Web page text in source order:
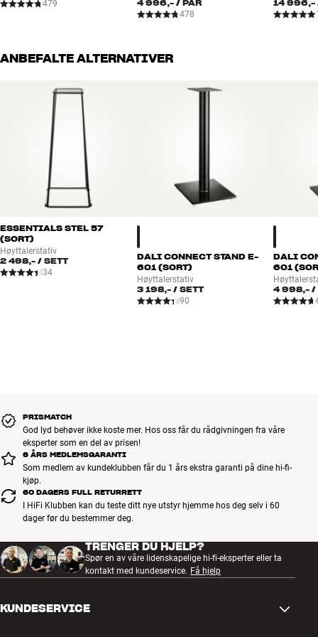
479 4 996,-/ PAR
478
14 996,-
ANBEFALTE ALTERNATIVER
ESSENTIALS STEL 57
(SORT)
Høyttalerstativ
2 498,- / SETT
34
DALI CONNECT STAND E-
601 (SORT)
Høyttalerstativ
3 198,-/ SETT
90
DALI
601
4 998,- /
PRISMATCH
God lyd behøver ikke koste mer. Hos oss får du rådgivningen fra våre
eksperter som en del av prisen!
6 ÅRS MEDLEMSGARANTI
Som medlem av kundeklubben får du 1 års ekstra garanti på dine hi-fi-
kjøp.
60 DAGERS FULL RETURRETT
I HiFi Klubben kan du teste ditt nye utstyr hjemme hos deg selv i 60
dager før du bestemmer deg.
TRENGER DU HJELP?
Spør en av våre lidenskapelige hi-fi-eksperter eller ta
kontakt med kundeservice. Få hjelp
KUNDESERVICE